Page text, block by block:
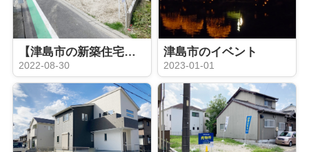
【津島市の新築住宅】 ゆとりの敷地80坪♪津島市南本町 全２棟
2022-08-30
津島市のイベント
2023-01-01